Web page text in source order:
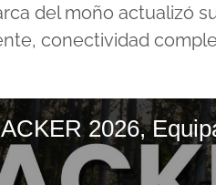
del moño actualizó
conectividad